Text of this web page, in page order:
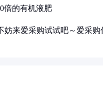
倍的有机液肥
来爱采购试试吧～爱采购